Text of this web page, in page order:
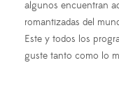
algunos encuentran
romantizadas del
Este y todos los
guste tanto como lo